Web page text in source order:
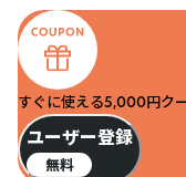
すぐに使える5,000円ク
ユーザー登録
無料